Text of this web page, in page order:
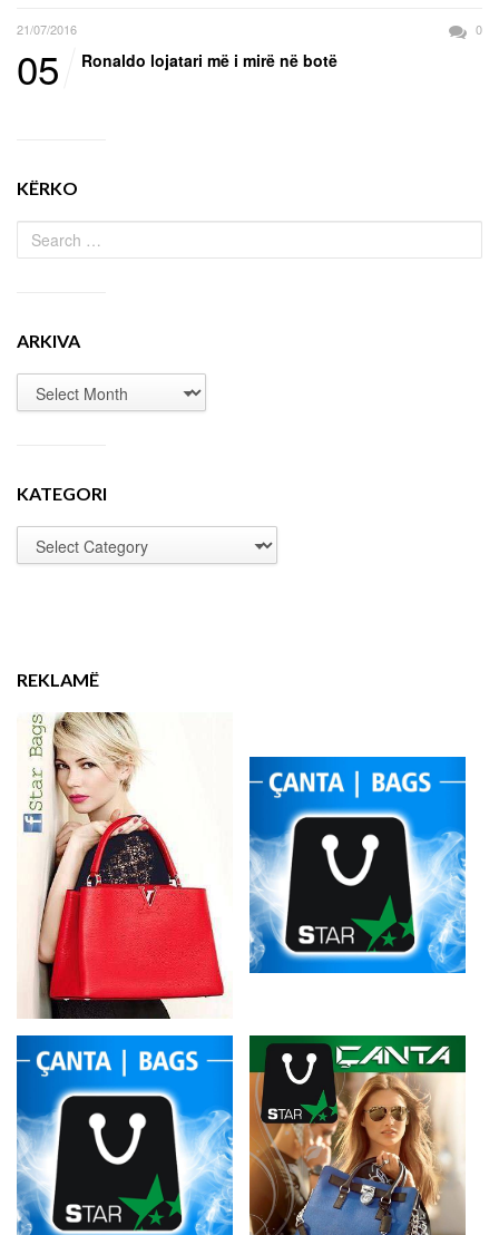
21/07/2016 0
05 Ronaldo lojatari më i mirë në botë
KËRKO
ARKIVA
KATEGORI
REKLAMË